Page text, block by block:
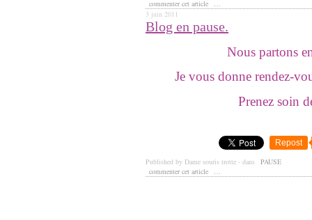
commenter cet article
…
3 juin 2011
Blog en pause.
Nous partons
Je vous donne rendez-
Prenez soin
Repost
Published by Dame souris trotte - dans PAUSE
commenter cet article
…